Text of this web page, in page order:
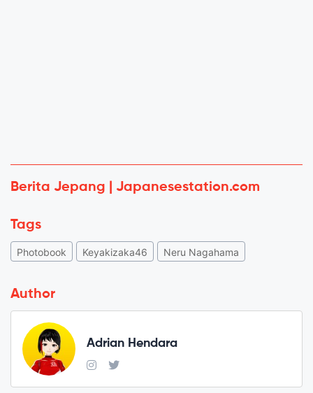
Berita Jepang | Japanesestation.com
Tags
Photobook Keyakizaka46 Neru Nagahama
Author
Adrian Hendara